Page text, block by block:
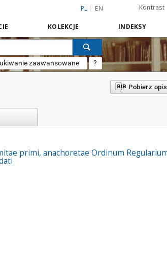
PL EN Kontrast
KOLEKCJE INDEKSY
zaawansowane ?
Pobierz
primi, anachoretae Ordinum